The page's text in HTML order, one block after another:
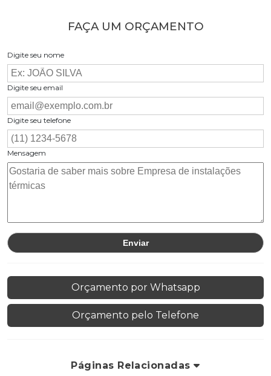
FAÇA UM ORÇAMENTO
Digite seu nome
Digite seu email
Digite seu telefone
Mensagem
Orçamento por Whatsapp
Orçamento pelo Telefone
Páginas Relacionadas